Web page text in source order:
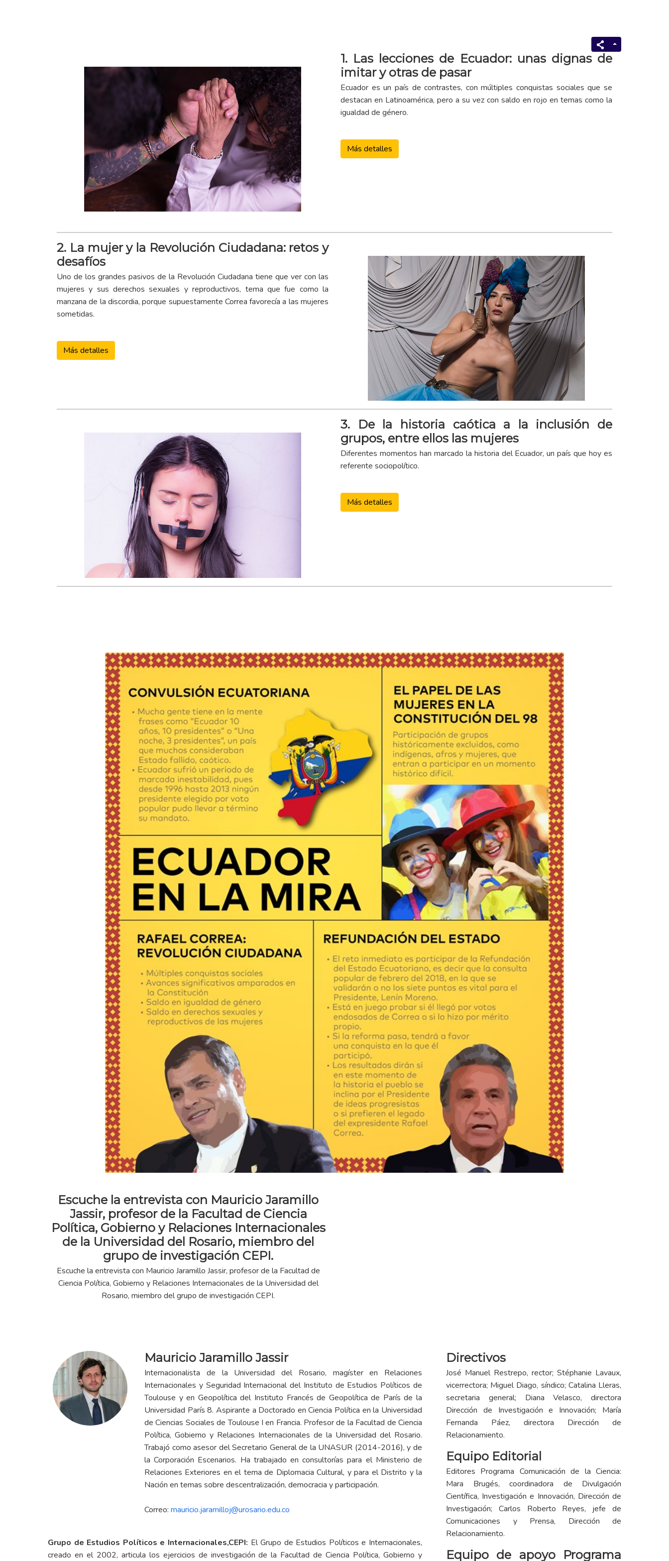
1. Las lecciones de Ecuador: unas dignas de
imitar y otras de pasar
Ecuador es un país de contrastes, con múltiples conquistas sociales que se
destacan en Latinoamérica, pero a su vez con saldo en rojo en temas como la
igualdad de género.
Más detalles
2. La mujer y la Revolución Ciudadana: retos y
desafíos
Uno de los grandes pasivos de la Revolución Ciudadana tiene que ver con las
mujeres y sus derechos sexuales y reproductivos, tema que fue como la
manzana de la discordia, porque supuestamente Correa favorecía a las mujeres
sometidas.
Más detalles
3. De la historia caótica a la inclusión de
grupos, entre ellos las mujeres
Diferentes momentos han marcado la historia del Ecuador, un país que hoy es
referente sociopolítico.
Más detalles
Escuche la entrevista con Mauricio Jaramillo
Jassir, profesor de la Facultad de Ciencia
Política, Gobierno y Relaciones Internacionales
de la Universidad del Rosario, miembro del
grupo de investigación CEPI.
Escuche la entrevista con Mauricio Jaramillo Jassir, profesor de la Facultad de
Ciencia Política, Gobierno y Relaciones Internacionales de la Universidad del
Rosario, miembro del grupo de investigación CEPI.
Mauricio Jaramillo Jassir
Internacionalista de la Universidad del Rosario, magíster en Relaciones
Internacionales y Seguridad Internacional del Instituto de Estudios Políticos de
Toulouse y en Geopolítica del Instituto Francés de Geopolítica de París de la
Universidad París 8. Aspirante a Doctorado en Ciencia Política en la Universidad
de Ciencias Sociales de Toulouse I en Francia. Profesor de la Facultad de Ciencia
Política, Gobierno y Relaciones Internacionales de la Universidad del Rosario.
Trabajó como asesor del Secretario General de la UNASUR (2014-2016), y de
la Corporación Escenarios. Ha trabajado en consultorías para el Ministerio de
Relaciones Exteriores en el tema de Diplomacia Cultural, y para el Distrito y la
Nación en temas sobre descentralización, democracia y participación.
Correo: mauricio.jaramilloj@urosario.edu.co
Grupo de Estudios Políticos e Internacionales,CEPI: El Grupo de Estudios Políticos e Internacionales,
creado en el 2002, articula los ejercicios de investigación de la Facultad de Ciencia Política, Gobierno y
Directivos
José Manuel Restrepo, rector; Stéphanie Lavaux,
vicerrectora; Miguel Diago, síndico; Catalina Lleras,
secretaria general; Diana Velasco, directora
Dirección de Investigación e Innovación; María
Fernanda Páez, directora Dirección de
Relacionamiento.
Equipo Editorial
Editores Programa Comunicación de la Ciencia:
Mara Brugés, coordinadora de Divulgación
Científica, Investigación e Innovación, Dirección de
Investigación; Carlos Roberto Reyes, jefe de
Comunicaciones y Prensa, Dirección de
Relacionamiento.
Equipo de apoyo Programa